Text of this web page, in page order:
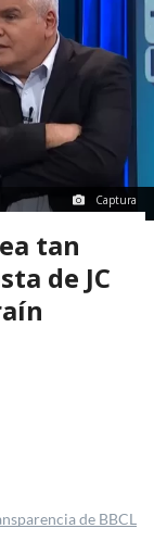
Captura
tan
de JC
de BBCL